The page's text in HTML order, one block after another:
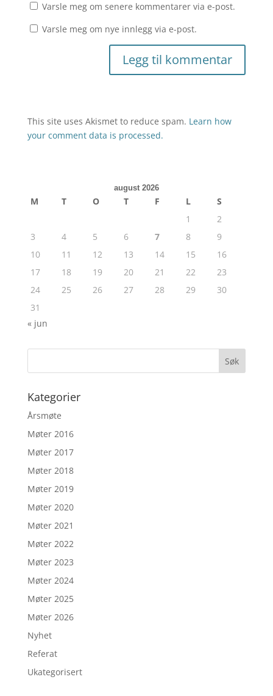
Varsle meg om senere kommentarer via e-post.
Varsle meg om nye innlegg via e-post.
This site uses Akismet to reduce spam. Learn how
your comment data is processed.
august 2026
M T O T F L
S
1
2
3
4 5 6 7 8
9
10
11 12 13 14 15
16
17
18 19 20 21 22
23
24
25 26 27 28 29
30
31
« jun
Kategorier
Årsmøte
Møter 2016
Møter 2017
Møter 2018
Møter 2019
Møter 2020
Møter 2021
Møter 2022
Møter 2023
Møter 2024
Møter 2025
Møter 2026
Nyhet
Referat
Ukategorisert